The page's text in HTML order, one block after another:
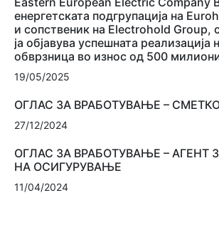
енергетската подгрупација на
и сопственик на Electrohold Group,
ја објавува успешната реализација
обврзница во износ од 500
19/05/2025
ОГЛАС ЗА ВРАБОТУВАЊЕ –
27/12/2024
ОГЛАС ЗА ВРАБОТУВАЊЕ – АГЕНТ
НА ОСИГУРУВАЊЕ
11/04/2024